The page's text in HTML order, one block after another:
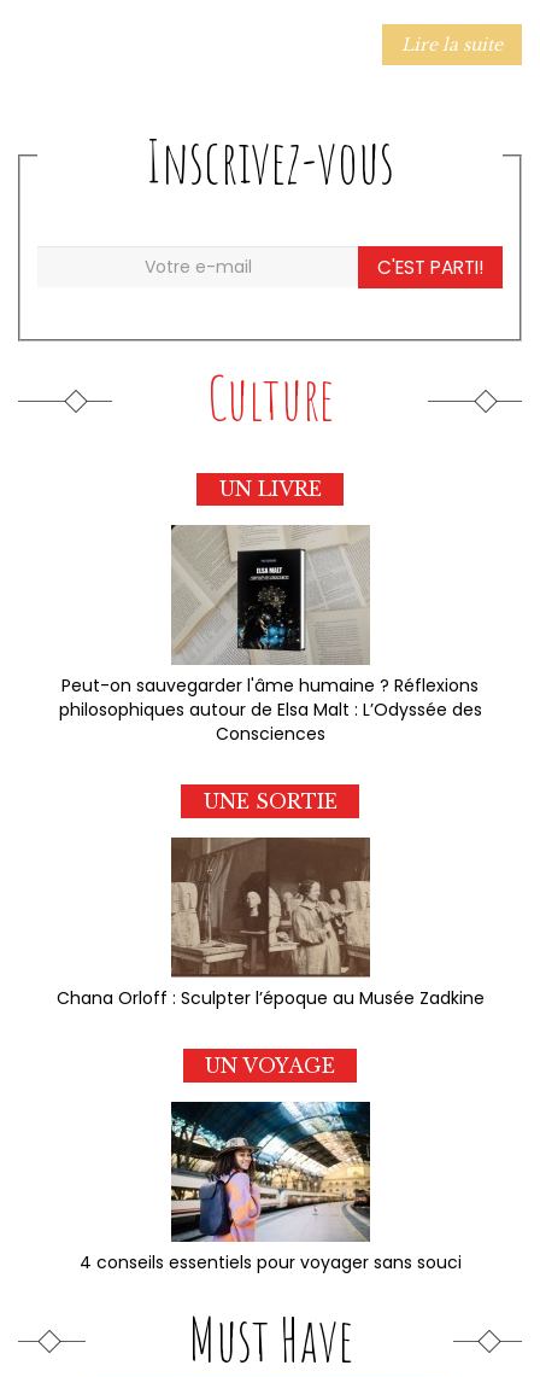
Lire la suite
Inscrivez-vous
C'EST PARTI!
Culture
UN LIVRE
Peut-on sauvegarder l'âme humaine ? Réflexions
philosophiques autour de Elsa Malt : L’Odyssée des
Consciences
UNE SORTIE
Chana Orloff : Sculpter l’époque au Musée Zadkine
UN VOYAGE
4 conseils essentiels pour voyager sans souci
Must Have